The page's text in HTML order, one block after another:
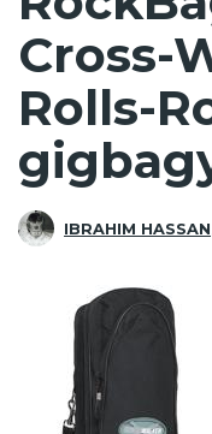
Cross-
Rolls-
IBRAHIM HASSAN